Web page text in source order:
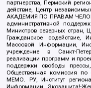
партнерства, Пермский
действие, Центр
АКАДЕМИЯ ПО ПРАВАМ
административной
Министров северных стран,
Гражданское содействие,
Массовой Информации,
учреждение в Санкт-
реализации программ и
поддержки свободы
Общественная комиссия по
МЕМО. РУ, Институт
Информации, Экозащита!-